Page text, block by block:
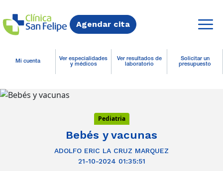
Agendar cita
Mi cuenta
Ver especialidades
y médicos
Ver resultados de
laboratorio
Solicitar un
presupuesto
Pediatria
Bebés y vacunas
ADOLFO ERIC LA CRUZ MARQUEZ
21-10-2024 01:35:51